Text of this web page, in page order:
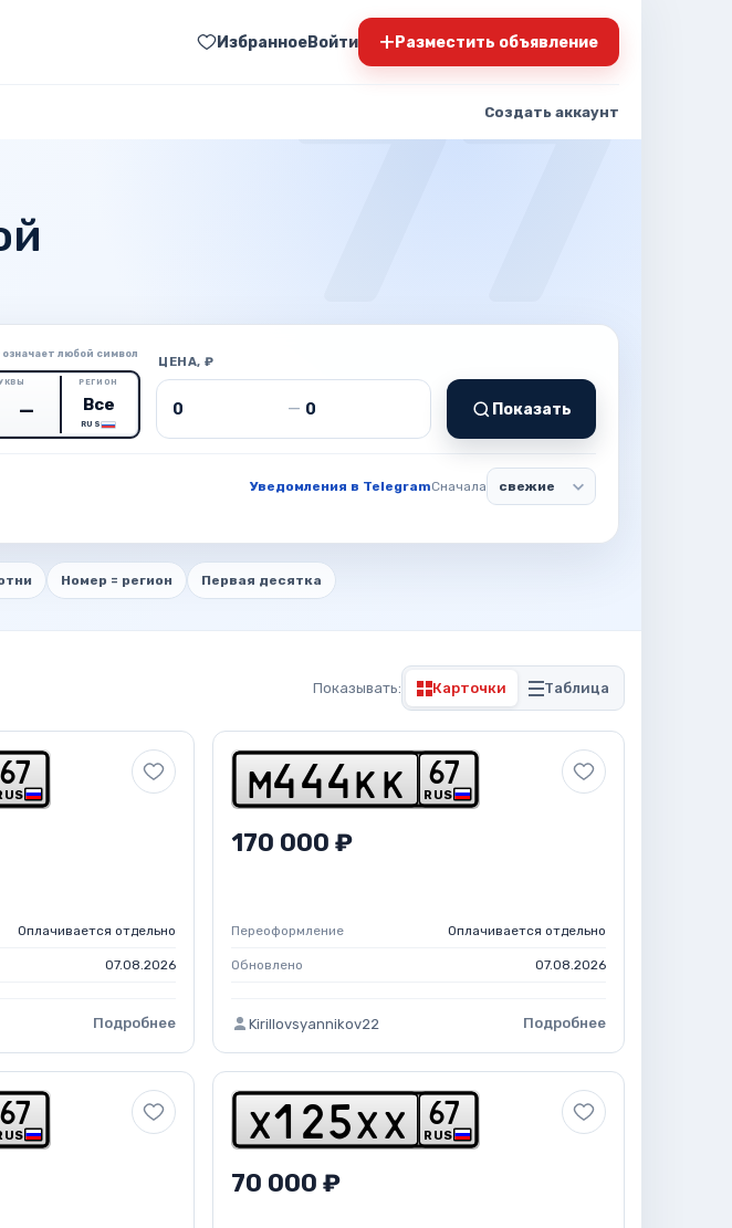
ИзбранноеВойти + Разместить объявление
Создать аккаунт
любой символ
РЕГИОН
RUS
ЦЕНА, ₽
Цена от — Цена до Показать
Уведомления в TelegramСначала
Номер = регион Первая десятка
Показывать: Карточки Таблица
67
Оплачивается отдельно
07.08.2026
Подробнее
m 4 4 4 k k RUS
6 7
170 000 ₽
Переоформление Оплачивается отдельно
Обновлено 07.08.2026
Kirillovsyannikov22 Подробнее
67 x 1 2 5 x x RUS
6 7
70 000 ₽